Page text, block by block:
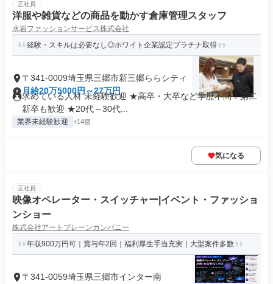
正社員
洋服や雑貨などの商品を動かす倉庫管理スタッフ
水岩ファッションサービス株式会社
経験・スキルは必要なし◎ホワイト企業認定プラチナ取得
〒341-0009埼玉県三郷市新三郷ららシティ
月給20万5000円～27万円
求めている人材 未経験歓迎 ★高卒・大卒など学歴不問！第二
新卒も歓迎 ★20代～30代...
業界未経験歓迎 +14個
気になる
正社員
映像オペレーター・スイッチャー|イベント・ファッショ
ンショー
株式会社アートブレーンカンパニー
年収900万円可｜賞与年2回｜福利厚生手当充実｜大型案件多数
〒341-0059埼玉県三郷市インター南